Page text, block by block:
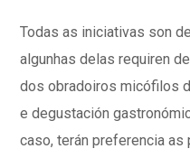
Todas as iniciativas son
algunhas delas requiren
dos obradoiros micófilos
e degustación
caso, terán preferencia as